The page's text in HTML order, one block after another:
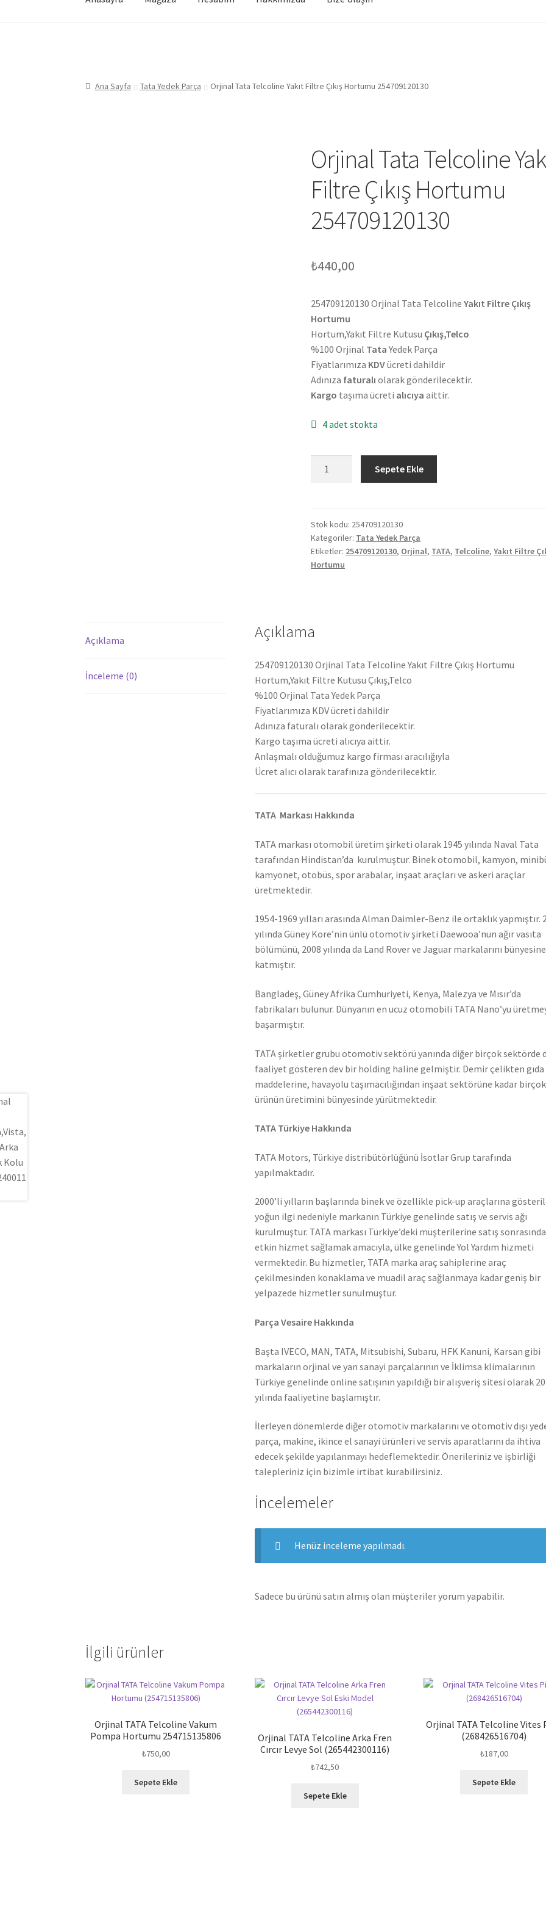
Ana Sayfa Tata Yedek Parça Orjinal Tata Telcoline Yakıt Filtre Çıkış Hortumu 254709120130
Orjinal Tata Telcoline
Filtre Çıkış Hortumu
254709120130
₺440,00
254709120130 Orjinal Tata TelcolineYakıt Filtre Çıkış
Hortumu
Hortum,Yakıt Filtre Kutusu Çıkış,Telco
%100 Orjinal TataYedek Parça
Fiyatlarımıza KDVücreti dahildir
Adınıza faturalı olarak gönderilecektir.
Kargo taşıma ücreti alıcıya aittir.
4 adet stokta
Filtre
Çıkış
Hortumu
254709120130
Sepete Ekle
Stok kodu: 254709120130
Kategoriler: Tata Yedek Parça
Etiketler: 254709120130, Orjinal, TATA, Telcoline,Yakıt Filtre
Hortumu
Açıklama
İnceleme (0)
Açıklama
254709120130 Orjinal Tata Telcoline Yakıt Filtre Çıkış Hortumu
Hortum,Yakıt Filtre Kutusu Çıkış,Telco
%100 Orjinal Tata Yedek Parça
Fiyatlarımıza KDV ücreti dahildir
Adınıza faturalı olarak gönderilecektir.
Kargo taşıma ücreti alıcıya aittir.
Anlaşmalı olduğumuz kargo firması aracılığıyla
Ücret alıcı olarak tarafınıza gönderilecektir.
TATA Markası Hakkında
TATA markası otomobil üretim şirketi olarak 1945 yılında Naval Tata
tarafından Hindistan’da kurulmuştur. Binek otomobil, kamyon,
kamyonet, otobüs, spor arabalar, inşaat araçları ve askeri araçlar
üretmektedir.
1954-1969 yılları arasında Alman Daimler-Benz ile ortaklık yapmıştır.
yılında Güney Kore’nin ünlü otomotiv şirketi Daewooa’nun ağır vasıta
bölümünü, 2008 yılında da Land Rover ve Jaguar markalarını bünyesine
katmıştır.
Bangladeş, Güney Afrika Cumhuriyeti, Kenya, Malezya ve Mısır’da
fabrikaları bulunur. Dünyanın en ucuz otomobili TATA Nano’yu
başarmıştır.
TATA şirketler grubu otomotiv sektörü yanında diğer birçok sektörde
faaliyet gösteren dev bir holding haline gelmiştir. Demir çelikten gıda
maddelerine, havayolu taşımacılığından inşaat sektörüne kadar birçok
ürünün üretimini bünyesinde yürütmektedir.
TATA Türkiye Hakkında
TATA Motors, Türkiye distribütörlüğünü İsotlar Grup tarafında
yapılmaktadır.
2000’li yılların başlarında binek ve özellikle pick-up araçlarına
yoğun ilgi nedeniyle markanın Türkiye genelinde satış ve servis ağı
kurulmuştur. TATA markası Türkiye’deki müşterilerine satış
etkin hizmet sağlamak amacıyla, ülke genelinde Yol Yardım hizmeti
vermektedir. Bu hizmetler, TATA marka araç sahiplerine araç
çekilmesinden konaklama ve muadil araç sağlanmaya kadar geniş bir
yelpazede hizmetler sunulmuştur.
Parça Vesaire Hakkında
Başta IVECO, MAN, TATA, Mitsubishi, Subaru, HFK Kanuni, Karsan gibi
markaların orjinal ve yan sanayi parçalarının ve İklimsa klimalarının
Türkiye genelinde online satışının yapıldığı bir alışveriş sitesi olarak
yılında faaliyetine başlamıştır.
İlerleyen dönemlerde diğer otomotiv markalarını ve otomotiv dışı
parça, makine, ikince el sanayi ürünleri ve servis aparatlarını da ihtiva
edecek şekilde yapılanmayı hedeflemektedir. Önerileriniz ve işbirliği
talepleriniz için bizimle irtibat kurabilirsiniz.
İncelemeler
Henüz inceleme yapılmadı.
Sadece bu ürünü satın almış olan müşteriler yorum yapabilir.
İlgili ürünler
Orjinal TATA Telcoline Vakum
Pompa Hortumu 254715135806
₺750,00
Sepete Ekle
Orjinal TATA Telcoline Arka Fren
Cırcır Levye Sol (265442300116)
₺742,50
Sepete Ekle
Orjinal TATA Telcoline Vites
(268426516704)
₺187,00
Sepete Ekle